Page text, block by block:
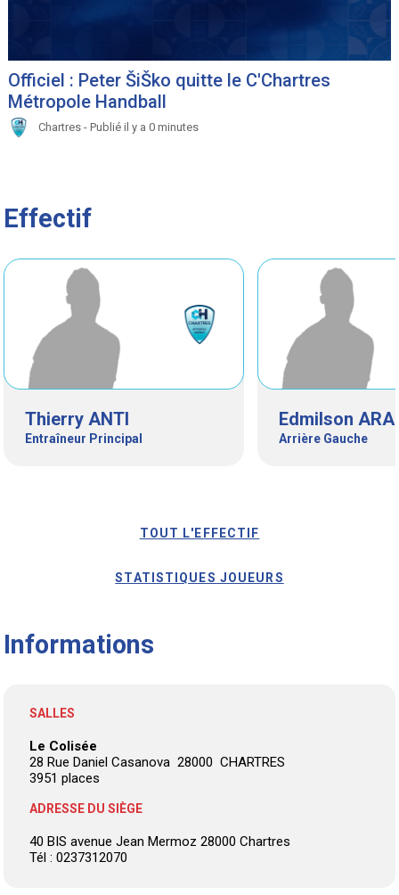
Officiel : Peter ŠiŠko quitte le C'Chartres
Métropole Handball
Chartres - Publié il y a 0 minutes
Effectif
Thierry ANTI
Entraîneur Principal
Edmilson
Arrière Gauche
TOUT L'EFFECTIF
STATISTIQUES JOUEURS
Informations
SALLES
Le Colisée
28 Rue Daniel Casanova 28000 CHARTRES
3951 places
ADRESSE DU SIÈGE
40 BIS avenue Jean Mermoz 28000 Chartres
Tél : 0237312070